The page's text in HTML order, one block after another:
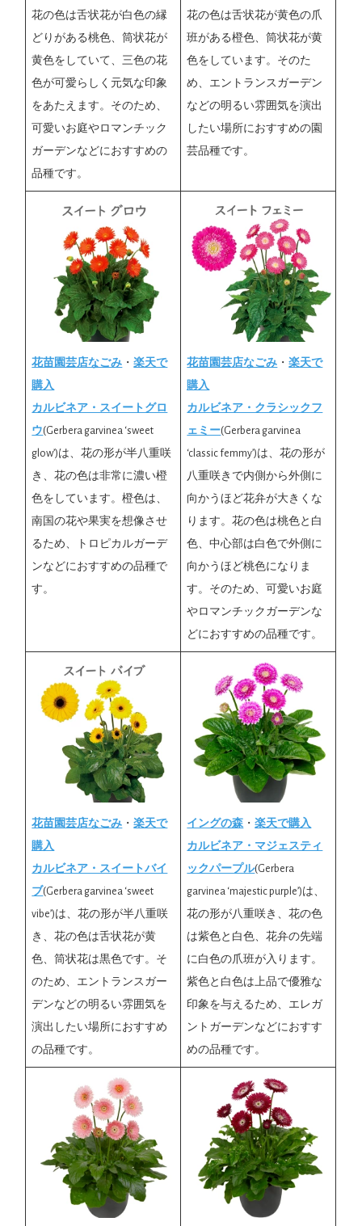
花の色は舌状花が白色の縁
どりがある桃色、筒状花が
黄色をしていて、三色の花
色が可愛らしく元気な印象
をあたえます。そのため、
可愛いお庭やロマンチック
ガーデンなどにおすすめの
品種です。
花の色は舌状花が黄色の爪
班がある橙色、筒状花が黄
色をしています。そのた
め、エントランスガーデン
などの明るい雰囲気を演出
したい場所におすすめの園
芸品種です。
花苗園芸店なごみ ・楽天で
購入
カルビネア・スイートグロ
ウ(Gerbera garvinea ‘sweet
glow’)は、花の形が半八重咲
き、花の色は非常に濃い橙
色をしています。橙色は、
南国の花や果実を想像させ
るため、トロピカルガーデ
ンなどにおすすめの品種で
す。
花苗園芸店なごみ ・楽天で
購入
カルビネア・クラシックフ
ェミー(Gerbera garvinea
‘classic femmy’)は、花の形が
八重咲きで内側から外側に
向かうほど花弁が大きくな
ります。花の色は桃色と白
色、中心部は白色で外側に
向かうほど桃色になりま
す。そのため、可愛いお庭
やロマンチックガーデンな
どにおすすめの品種です。
花苗園芸店なごみ ・楽天で
購入
カルビネア・スイートバイ
ブ(Gerbera garvinea ‘sweet
vibe’)は、花の形が半八重咲
き、花の色は舌状花が黄
色、筒状花は黒色です。そ
のため、エントランスガー
デンなどの明るい雰囲気を
演出したい場所におすすめ
の品種です。
イングの森 ・楽天で購入
カルビネア・マジェスティ
ックパープル(Gerbera
garvinea ‘majestic purple’)は、
花の形が八重咲き、花の色
は紫色と白色、花弁の先端
に白色の爪班が入ります。
紫色と白色は上品で優雅な
印象を与えるため、エレガ
ントガーデンなどにおすす
めの品種です。